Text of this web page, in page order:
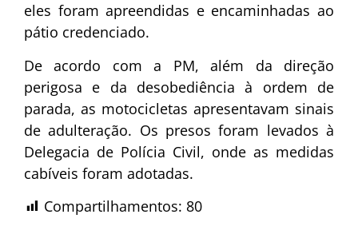
eles foram apreendidas e encaminhadas ao
pátio credenciado.
De acordo com a PM, além da direção
perigosa e da desobediência à ordem de
parada, as motocicletas apresentavam sinais
de adulteração. Os presos foram levados à
Delegacia de Polícia Civil, onde as medidas
cabíveis foram adotadas.
Compartilhamentos: 80